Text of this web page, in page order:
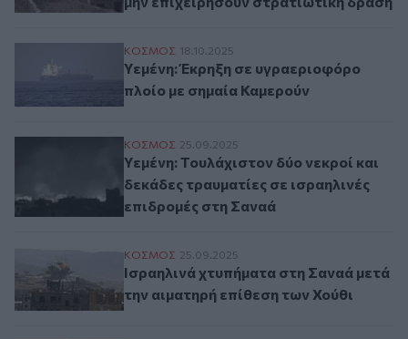
Υεμένη: Έκρηξη σε υγραεριοφόρο πλοίο
ΚΟΣΜΟΣ 18.10.2025
Υεμένη: Έκρηξη σε υγραεριοφόρο
πλοίο με σημαία Καμερούν
Υεμένη: Τουλάχιστον δύο νεκροί και
ΚΟΣΜΟΣ 25.09.2025
Υεμένη: Τουλάχιστον δύο νεκροί και
δεκάδες τραυματίες σε ισραηλινές
επιδρομές στη Σαναά
Ισραηλινά χτυπήματα στη Σαναά μετά
ΚΟΣΜΟΣ 25.09.2025
Ισραηλινά χτυπήματα στη Σαναά μετά
την αιματηρή επίθεση των Χούθι